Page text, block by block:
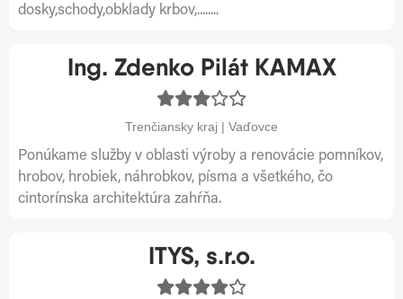
dosky,schody,obklady krbov,........
Ing. Zdenko Pilát KAMAX
Trenčiansky kraj | Vaďovce
Ponúkame služby v oblasti výroby a renovácie pomníkov,
hrobov, hrobiek, náhrobkov, písma a všetkého, čo
cintorínska architektúra zahŕňa.
ITYS, s.r.o.